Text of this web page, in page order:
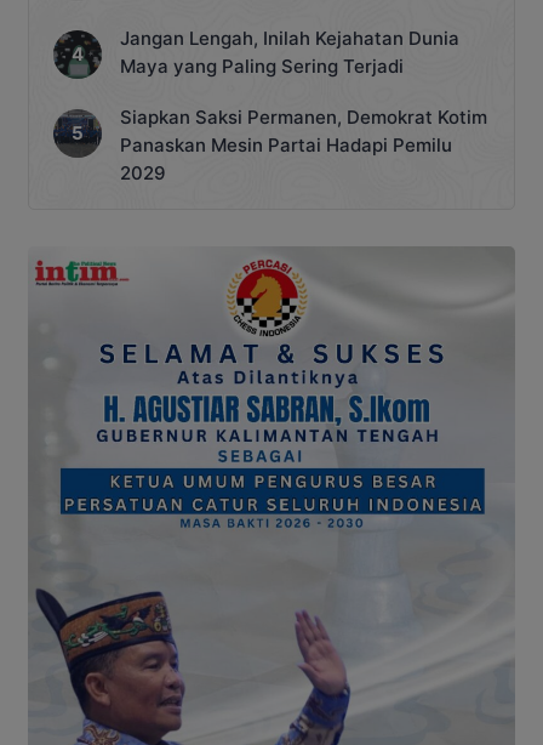
Jangan Lengah, Inilah Kejahatan Dunia
Maya yang Paling Sering Terjadi
Siapkan Saksi Permanen, Demokrat Kotim
Panaskan Mesin Partai Hadapi Pemilu
2029